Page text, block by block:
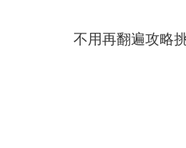
不用再翻遍攻略